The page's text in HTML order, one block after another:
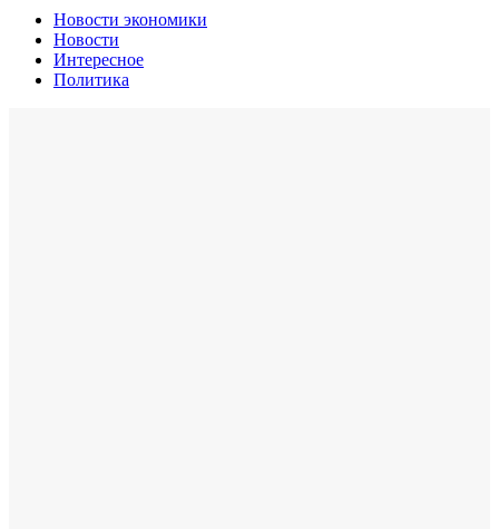
Новости экономики
Новости
Интересное
Политика